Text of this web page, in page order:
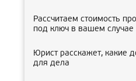
Рассчитаем стоимость
под ключ в вашем случае
Юрист расскажет, какие
для дела